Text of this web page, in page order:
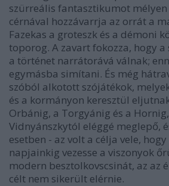
szürreális fantasztikumot
cérnával hozzávarrja az orrát a
Fazekas a groteszk és a démoni
toporog. A zavart fokozza, hogy
a történet narrátorává válnak;
egymásba simítani. És még
szóból alkotott szójátékok,
és a kormányon keresztül
Orbánig, a Torgyánig és a
Vidnyánszkytól eléggé meglepő,
esetben - az volt a célja vele,
napjainkig vezesse a viszonyok
modern besztolkovscsinát, az az
célt nem sikerült elérnie.